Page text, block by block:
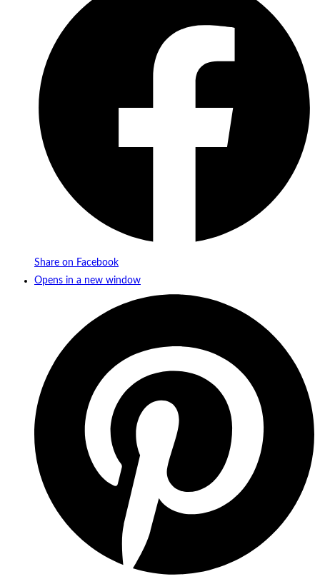
Share on Facebook
Opens in a new window